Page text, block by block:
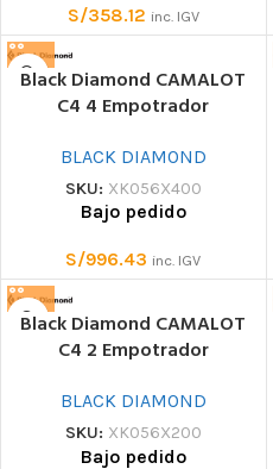
S/358.12 inc. IGV
Black Diamond CAMALOT
C4 4 Empotrador
BLACK DIAMOND
SKU: XK056X400
Bajo pedido
S/996.43 inc. IGV
Black Diamond CAMALOT
C4 2 Empotrador
BLACK DIAMOND
SKU: XK056X200
Bajo pedido